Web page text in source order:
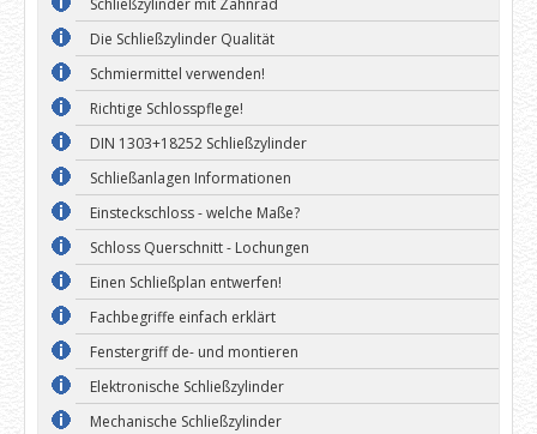
Schließzylinder mit Zahnrad
Die Schließzylinder Qualität
Schmiermittel verwenden!
Richtige Schlosspflege!
DIN 1303+18252 Schließzylinder
Schließanlagen Informationen
Einsteckschloss - welche Maße?
Schloss Querschnitt - Lochungen
Einen Schließplan entwerfen!
Fachbegriffe einfach erklärt
Fenstergriff de- und montieren
Elektronische Schließzylinder
Mechanische Schließzylinder